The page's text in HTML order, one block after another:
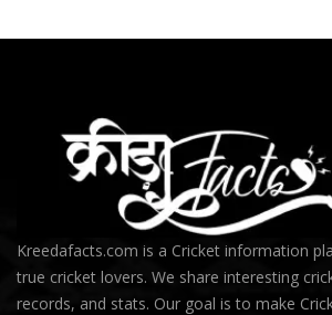
Kreedafacts.com is a Cricket information
true cricket lovers. We share interesting
records, and stats. Our goal is to make